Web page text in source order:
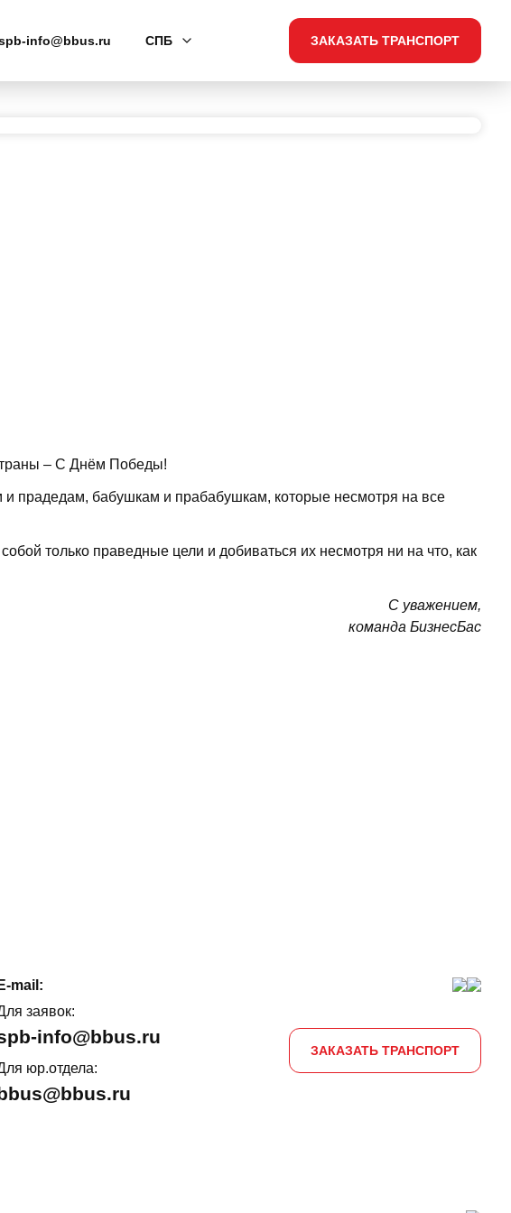
info@bbus.ru СПБ ЗАКАЗАТЬ ТРАНСПОРТ
– С Днём Победы!
прадедам, бабушкам и прабабушкам, которые несмотря на все
только праведные цели и добиваться их несмотря ни на что, как
С уважением,
команда БизнесБас
E-mail:
заявок:
info@bbus.ru
юр.отдела:
ЗАКАЗАТЬ ТРАНСПОРТ